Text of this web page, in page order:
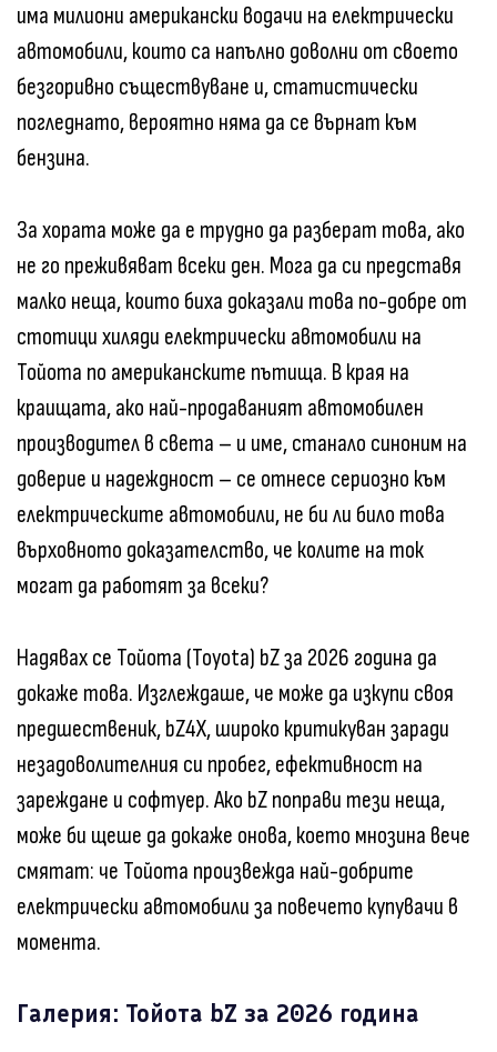
има милиони американски водачи на електрически
автомобили, които са напълно доволни от своето
безгоривно съществуване и, статистически
погледнато, вероятно няма да се върнат към
бензина.
За хората може да е трудно да разберат това, ако
не го преживяват всеки ден. Мога да си представя
малко неща, които биха доказали това по-добре от
стотици хиляди електрически автомобили на
Тойота по американските пътища. В края на
краищата, ако най-продаваният автомобилен
производител в света – и име, станало синоним на
доверие и надеждност – се отнесе сериозно към
електрическите автомобили, не би ли било това
върховното доказателство, че колите на ток
могат да работят за всеки?
Надявах се Тойота (Toyota) bZ за 2026 година да
докаже това. Изглеждаше, че може да изкупи своя
предшественик, bZ4X, широко критикуван заради
незадоволителния си пробег, ефективност на
зареждане и софтуер. Ако bZ поправи тези неща,
може би щеше да докаже онова, което мнозина вече
смятат: че Тойота произвежда най-добрите
електрически автомобили за повечето купувачи в
момента.
Галерия: Тойота bZ за 2026 година